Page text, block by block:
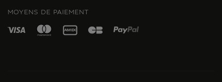
MOYENS DE PAIEMENT